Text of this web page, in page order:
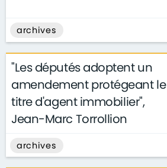
archives
"Les députés adoptent un
amendement protégeant le
titre d'agent immobilier",
Jean-Marc Torrollion
archives